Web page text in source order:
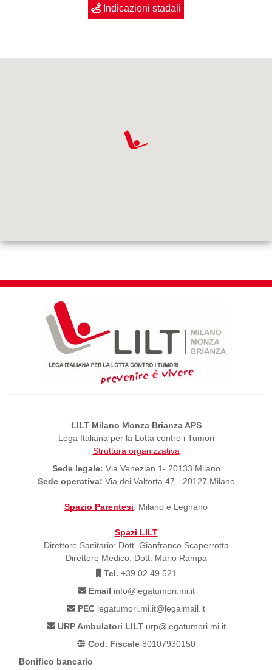
Indicazioni stadali
LILT Milano Monza Brianza APS
Lega Italiana per la Lotta contro i Tumori
Struttura organizzativa
Sede legale: Via Venezian 1- 20133 Milano
Sede operativa: Via dei Valtorta 47 - 20127 Milano
Spazio Parentesi: Milano e Legnano
Spazi LILT
Direttore Sanitario: Dott. Gianfranco Scaperrotta
Direttore Medico: Dott. Mario Rampa
Tel. +39 02 49.521
Email info@legatumori.mi.it
PEC legatumori.mi.it@legalmail.it
URP Ambulatori LILTurp@legatumori.mi.it
Cod. Fiscale80107930150
Bonifico bancario